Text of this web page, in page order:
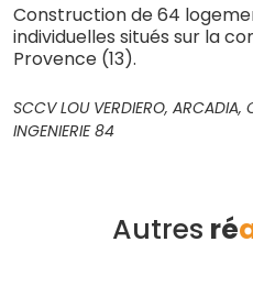
Construction de 64
individuelles situés sur la
Provence (13).
SCCV LOU VERDIERO, ARCADIA,
INGENIERIE 84
Autres ré